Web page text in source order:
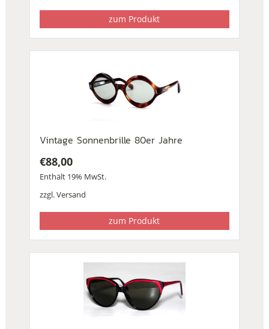
zum Produkt
Vintage Sonnenbrille 80er Jahre
€88,00
Enthält 19% MwSt.
zzgl.Versand
zum Produkt